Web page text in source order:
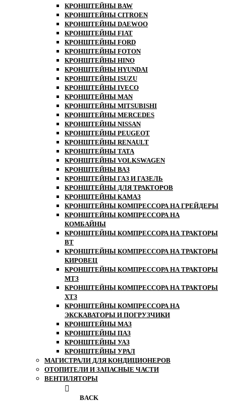
КРОНШТЕЙНЫ BAW
КРОНШТЕЙНЫ CITROEN
КРОНШТЕЙНЫ DAEWOO
КРОНШТЕЙНЫ FIAT
КРОНШТЕЙНЫ FORD
КРОНШТЕЙНЫ FOTON
КРОНШТЕЙНЫ HINO
КРОНШТЕЙНЫ HYUNDAI
КРОНШТЕЙНЫ ISUZU
КРОНШТЕЙНЫ IVECO
КРОНШТЕЙНЫ MAN
КРОНШТЕЙНЫ MITSUBISHI
КРОНШТЕЙНЫ MЕRCEDES
КРОНШТЕЙНЫ NISSAN
КРОНШТЕЙНЫ PEUGEOT
КРОНШТЕЙНЫ RENAULT
КРОНШТЕЙНЫ TATA
КРОНШТЕЙНЫ VOLKSWAGEN
КРОНШТЕЙНЫ ВАЗ
КРОНШТЕЙНЫ ГАЗ И ГАЗЕЛЬ
КРОНШТЕЙНЫ ДЛЯ ТРАКТОРОВ
КРОНШТЕЙНЫ КАМАЗ
КРОНШТЕЙНЫ КОМПРЕССОРА НА ГРЕЙДЕРЫ
КРОНШТЕЙНЫ КОМПРЕССОРА НА
КОМБАЙНЫ
КРОНШТЕЙНЫ КОМПРЕССОРА НА ТРАКТОРЫ
ВТ
КРОНШТЕЙНЫ КОМПРЕССОРА НА ТРАКТОРЫ
КИРОВЕЦ
КРОНШТЕЙНЫ КОМПРЕССОРА НА ТРАКТОРЫ
МТЗ
КРОНШТЕЙНЫ КОМПРЕССОРА НА ТРАКТОРЫ
ХТЗ
КРОНШТЕЙНЫ КОМПРЕССОРА НА
ЭКСКАВАТОРЫ И ПОГРУЗЧИКИ
КРОНШТЕЙНЫ МАЗ
КРОНШТЕЙНЫ ПАЗ
КРОНШТЕЙНЫ УАЗ
КРОНШТЕЙНЫ УРАЛ
МАГИСТРАЛИ ДЛЯ КОНДИЦИОНЕРОВ
ОТОПИТЕЛИ И ЗАПАСНЫЕ ЧАСТИ
ВЕНТИЛЯТОРЫ
BACK